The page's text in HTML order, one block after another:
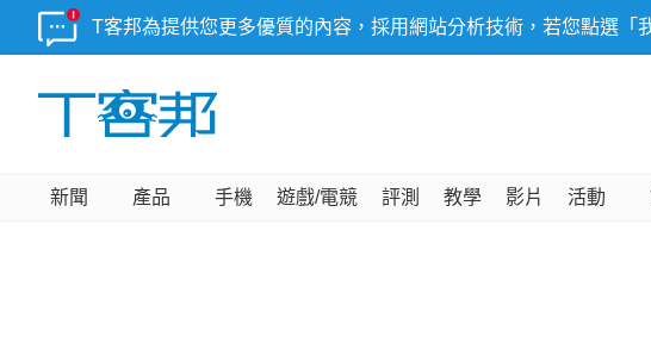
T客邦為提供您更多優質的內容，採用網站分析技術，若您點選「
新聞 產品 手機 遊戲/電競 評測 教學 影片 活動